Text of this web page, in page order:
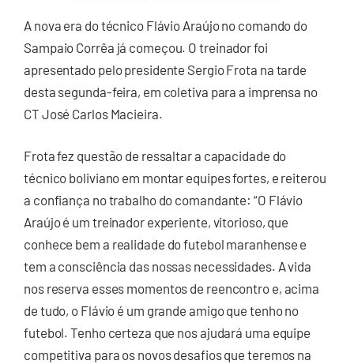
A nova era do técnico Flávio Araújo no comando do
Sampaio Corrêa já começou. O treinador foi
apresentado pelo presidente Sergio Frota na tarde
desta segunda-feira, em coletiva para a imprensa no
CT José Carlos Macieira.
Frota fez questão de ressaltar a capacidade do
técnico boliviano em montar equipes fortes, e reiterou
a confiança no trabalho do comandante: “O Flávio
Araújo é um treinador experiente, vitorioso, que
conhece bem a realidade do futebol maranhense e
tem a consciência das nossas necessidades. A vida
nos reserva esses momentos de reencontro e, acima
de tudo, o Flávio é um grande amigo que tenho no
futebol. Tenho certeza que nos ajudará uma equipe
competitiva para os novos desafios que teremos na